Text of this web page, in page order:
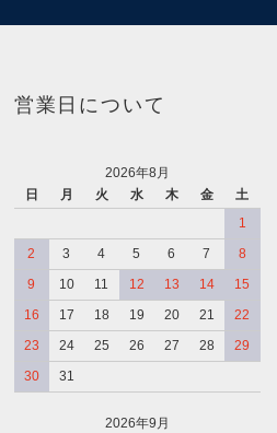
営業日について
2026年8月
日
月 火 水 木 金
土
1
2
3 4 5 6 7
8
9
10 11 12 13 14
15
16
17 18 19 20 21
22
23
24 25 26 27 28
29
30
31
2026年9月